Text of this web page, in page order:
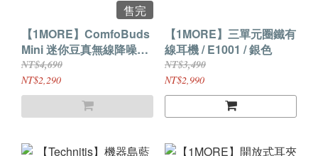
售完
【1MORE】ComfoBuds
Mini 迷你豆真無線降噪耳
機 / ES603 / 雲母白 / 特價
$2290(原價$3290)
NT$4,690
NT$2,290
【1MORE】三單元圈鐵有
線耳機 / E1001 / 銀色
NT$3,490
NT$2,990